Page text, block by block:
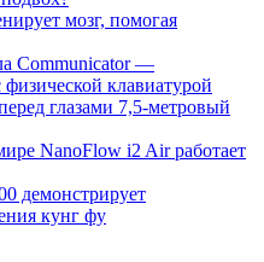
мозг, помогая
Communicator —
клавиатурой
глазами 7,5-метровый
NanoFlow i2 Air работает
демонстрирует
кунг фу